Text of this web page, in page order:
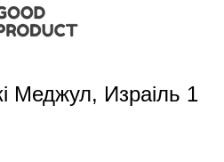
Меджул, Израіль 1